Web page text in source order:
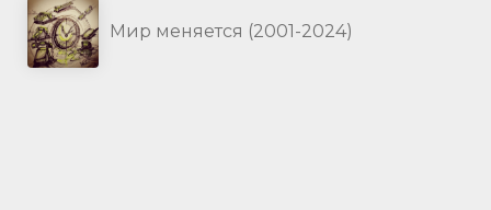
Мир меняется (2001-2024)